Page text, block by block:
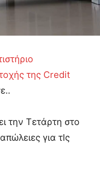
της Credit
την Τετάρτη στο
για τΙς